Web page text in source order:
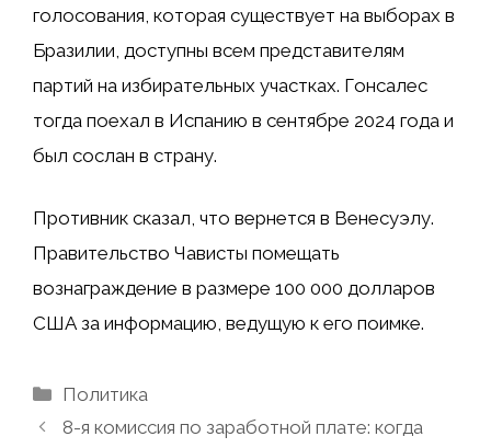
голосования, которая существует на выборах в
Бразилии, доступны всем представителям
партий на избирательных участках. Гонсалес
тогда поехал в Испанию в сентябре 2024 года и
был сослан в страну.
Противник сказал, что вернется в Венесуэлу.
Правительство Чависты помещать
вознаграждение в размере 100 000 долларов
США за информацию, ведущую к его поимке.
Рубрики
Политика
8-я комиссия по заработной плате: когда